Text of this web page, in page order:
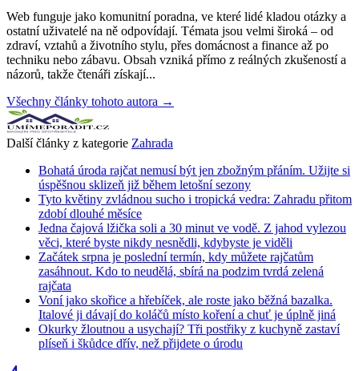
Web funguje jako komunitní poradna, ve které lidé kladou otázky a
ostatní uživatelé na ně odpovídají. Témata jsou velmi široká – od
zdraví, vztahů a životního stylu, přes domácnost a finance až po
techniku nebo zábavu. Obsah vzniká přímo z reálných zkušeností a
názorů, takže čtenáři získají...
Všechny články tohoto autora →
Další články z kategorie Zahrada
Bohatá úroda rajčat nemusí být jen zbožným přáním. Užijte si
úspěšnou sklizeň již během letošní sezony
Tyto květiny zvládnou sucho i tropická vedra: Zahradu přitom
zdobí dlouhé měsíce
Jedna čajová lžička soli a 30 minut ve vodě. Z jahod vylezou
věci, které byste nikdy nesnědli, kdybyste je viděli
Začátek srpna je poslední termín, kdy můžete rajčatům
zasáhnout. Kdo to neudělá, sbírá na podzim tvrdá zelená
rajčata
Voní jako skořice a hřebíček, ale roste jako běžná bazalka.
Italové ji dávají do koláčů místo koření a chuť je úplně jiná
Okurky žloutnou a usychají? Tři postřiky z kuchyně zastaví
plíseň i škůdce dřív, než přijdete o úrodu